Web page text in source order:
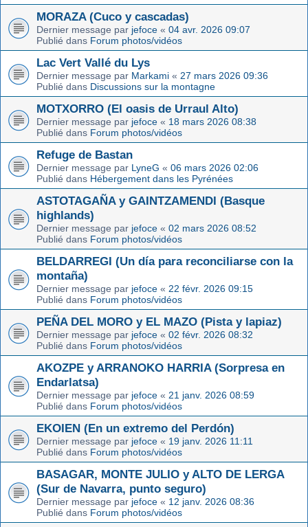
MORAZA (Cuco y cascadas)
Dernier message par jefoce « 04 avr. 2026 09:07
Publié dans Forum photos/vidéos
Lac Vert Vallé du Lys
Dernier message par Markami « 27 mars 2026 09:36
Publié dans Discussions sur la montagne
MOTXORRO (El oasis de Urraul Alto)
Dernier message par jefoce « 18 mars 2026 08:38
Publié dans Forum photos/vidéos
Refuge de Bastan
Dernier message par LyneG « 06 mars 2026 02:06
Publié dans Hébergement dans les Pyrénées
ASTOTAGAÑA y GAINTZAMENDI (Basque
highlands)
Dernier message par jefoce « 02 mars 2026 08:52
Publié dans Forum photos/vidéos
BELDARREGI (Un día para reconciliarse con la
montaña)
Dernier message par jefoce « 22 févr. 2026 09:15
Publié dans Forum photos/vidéos
PEÑA DEL MORO y EL MAZO (Pista y lapiaz)
Dernier message par jefoce « 02 févr. 2026 08:32
Publié dans Forum photos/vidéos
AKOZPE y ARRANOKO HARRIA (Sorpresa en
Endarlatsa)
Dernier message par jefoce « 21 janv. 2026 08:59
Publié dans Forum photos/vidéos
EKOIEN (En un extremo del Perdón)
Dernier message par jefoce « 19 janv. 2026 11:11
Publié dans Forum photos/vidéos
BASAGAR, MONTE JULIO y ALTO DE LERGA
(Sur de Navarra, punto seguro)
Dernier message par jefoce « 12 janv. 2026 08:36
Publié dans Forum photos/vidéos